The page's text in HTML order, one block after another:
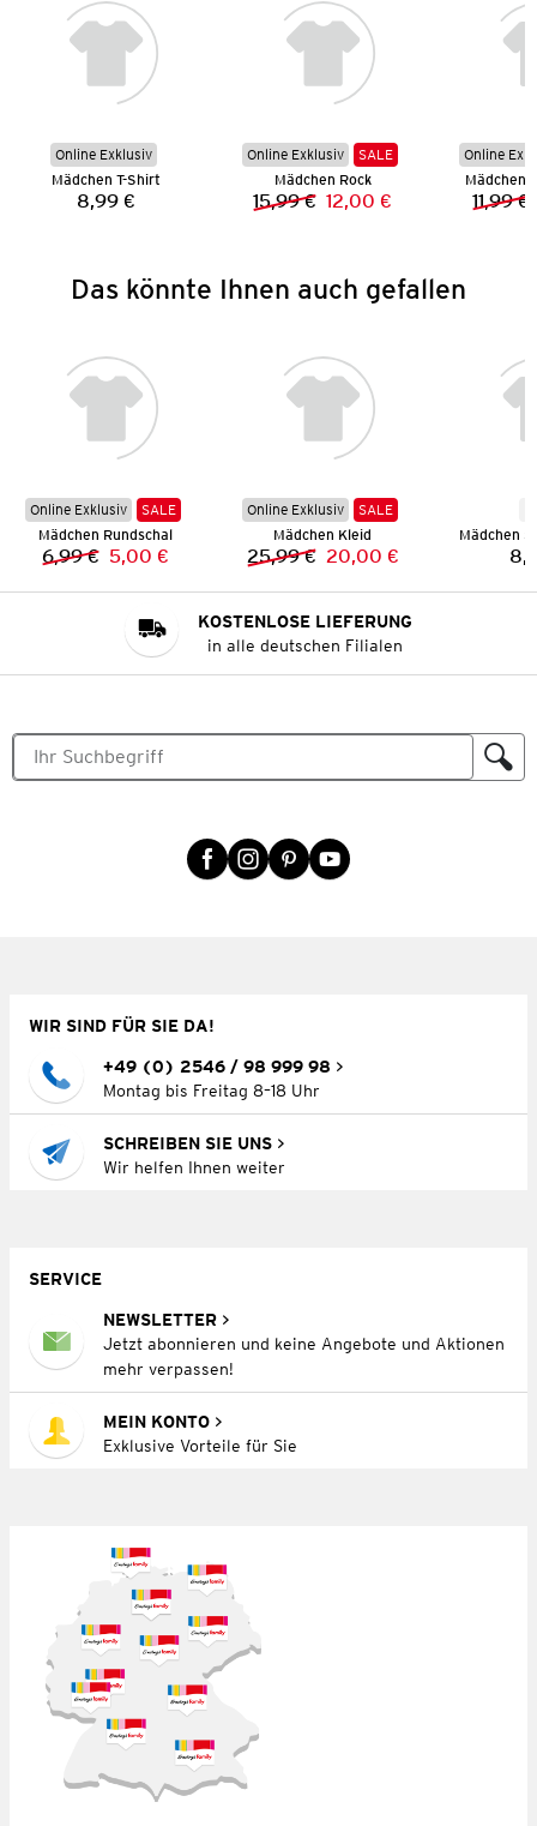
Online Exklusiv
Mädchen T-Shirt
Preis:
8,99 €
Online Exklusiv
SALE
Mädchen Rock
Vorheriger Preis:
15,99 € Neuer Preis:
12,00 €
Online
Mädchen
11,99 €
Das könnte Ihnen auch gefallen
Online Exklusiv
SALE
Mädchen Rundschal
Vorheriger Preis:
6,99 € Neuer Preis:
5,00 €
Online Exklusiv
SALE
Mädchen Kleid
Vorheriger Preis:
25,99 € Neuer Preis:
20,00 €
KOSTENLOSE LIEFERUNG
in alle deutschen Filialen
WIR SIND FÜR SIE DA!
+49 (0) 2546 / 98 999 98
Montag bis Freitag 8–18 Uhr
SCHREIBEN SIE UNS
Wir helfen Ihnen weiter
SERVICE
NEWSLETTER
Jetzt abonnieren und keine Angebote und Aktionen
mehr verpassen!
MEIN KONTO
Exklusive Vorteile für Sie